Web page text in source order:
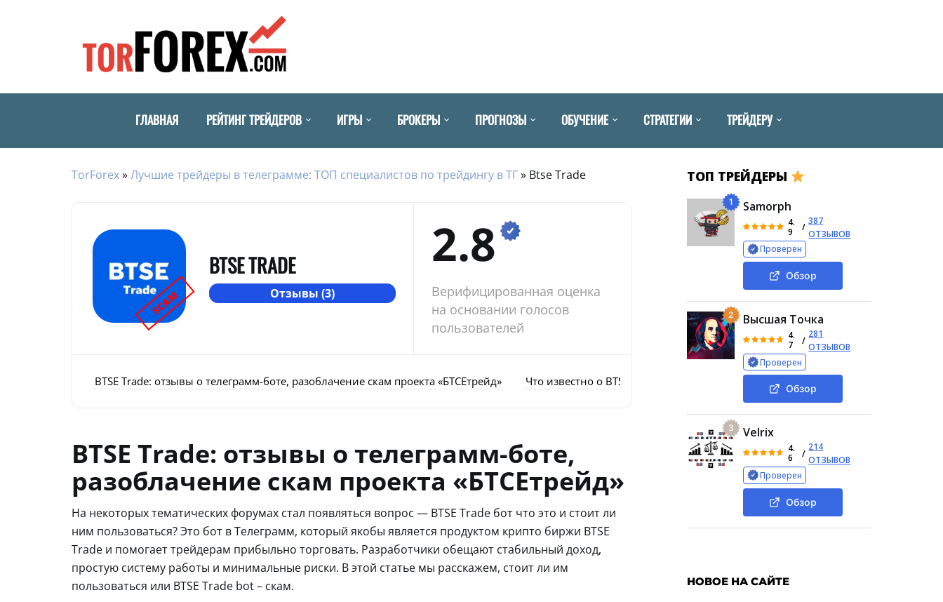
ГЛАВНАЯ РЕЙТИНГ ТРЕЙДЕРОВ ИГРЫ БРОКЕРЫ ПРОГНОЗЫ ОБУЧЕНИЕ СТРАТЕГИИ ТРЕЙДЕРУ
TorForex»Лучшие трейдеры в телеграмме: ТОП специалистов по трейдингу в ТГ» Btse Trade
SCAM
BTSE TRADE
Отзывы (3)
2.8
Верифицированная оценка
на основании голосов
пользователей
BTSE Trade: отзывы о телеграмм-боте, разоблачение скам проекта «БТСЕтрейд» Что известно о BTSE Trade Условия сотрудничества Отзывы о BTSE Trade
BTSE Trade: отзывы о телеграмм-боте,
разоблачение скам проекта «БТСЕтрейд»
На некоторых тематических форумах стал появляться вопрос — BTSE Trade бот что это и стоит ли
ним пользоваться? Это бот в Телеграмм, который якобы является продуктом крипто биржи BTSE
Trade и помогает трейдерам прибыльно торговать. Разработчики обещают стабильный доход,
простую систему работы и минимальные риски. В этой статье мы расскажем, стоит ли им
пользоваться или BTSE Trade bot – скам.
ТОП ТРЕЙДЕРЫ
1 Samorph
4.
9
/
387
ОТЗЫВОВ
Проверен
Обзор
2 Высшая Точка
4.
7
/
281
ОТЗЫВОВ
Проверен
Обзор
3 Velrix
4.
6
/
214
ОТЗЫВОВ
Проверен
Обзор
НОВОЕ НА САЙТЕ